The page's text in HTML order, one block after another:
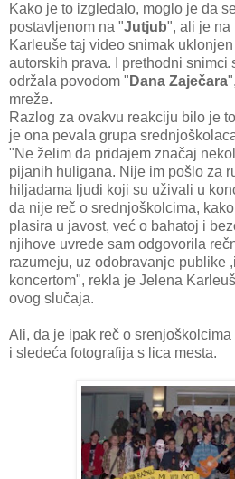
Kako je to izgledalo, moglo je da
postavljenom na "Jutjub", ali je na
Karleuše taj video snimak
autorskih prava. I prethodni snimci
održala povodom " Dana Zaječara
mreže.
Razlog za ovakvu reakciju bilo je
je ona pevala grupa
"Ne želim da pridajem značaj
pijanih huligana. Nije im pošlo za
hiljadama ljudi koji su uživali u
da nije reč o srednjoškolcima,
plasira u javost, već o bahatoj i
njihove uvrede sam odgovorila
razumeju, uz odobravanje publike
koncertom", rekla je Jelena
ovog slučaja.
Ali, da je ipak reč o
i sledeća fotografija s lica mesta.